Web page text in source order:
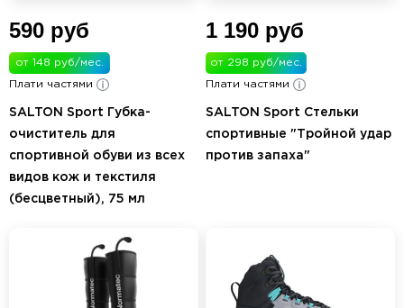
590 руб
от 148 руб/мес.
Плати частями
SALTON Sport Губка-
очиститель для
спортивной обуви из всех
видов кож и текстиля
(бесцветный), 75 мл
1 190 руб
от 298 руб/мес.
Плати частями
SALTON Sport Стельки
спортивные "Тройной удар
против запаха"